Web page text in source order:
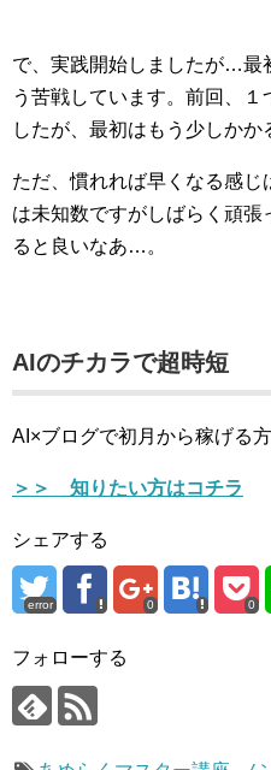
で、実践開始しましたが…最
う苦戦しています。前回、
したが、最初はもう少しかか
ただ、慣れれば早くなる感
は未知数ですがしばらく頑
ると良いなあ…。
AIのチカラで超時短
AI×ブログで初月から稼げる
＞＞ 知りたい方はコチラ
シェアする
error 0 0
フォローする